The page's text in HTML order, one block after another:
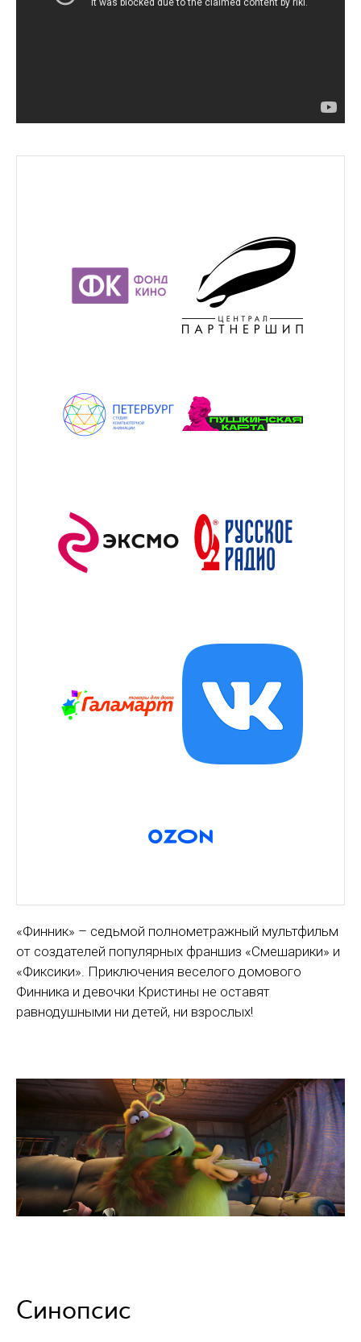
«Финник» – седьмой полнометражный мультфильм
от создателей популярных франшиз «Смешарики» и
«Фиксики». Приключения веселого домового
Финника и девочки Кристины не оставят
равнодушными ни детей, ни взрослых!
Синопсис